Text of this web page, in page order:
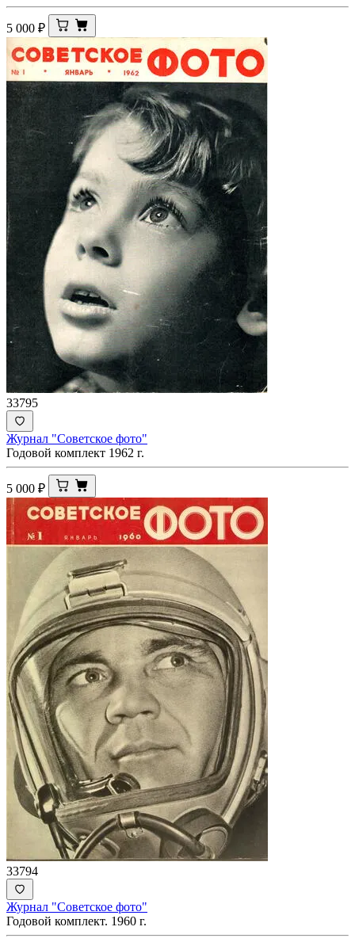
5 000 ₽
33795
Журнал "Советское фото"
Годовой комплект 1962 г.
5 000 ₽
33794
Журнал "Советское фото"
Годовой комплект. 1960 г.